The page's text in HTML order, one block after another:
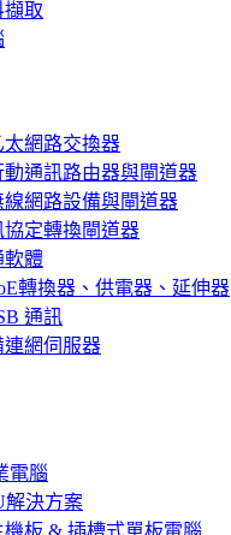
擷取
太網路交換器
動通訊路由器與閘道器
線網路設備與閘道器
協定轉換閘道器
軟體
轉換器、供電器、延伸器
通訊
連網伺服器
電腦
解決方案
機板 & 插槽式單板電腦